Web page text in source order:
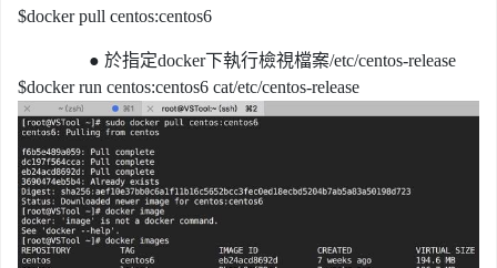
$docker pull centos:centos6
● 於指定docker下執行檢視檔案/etc/centos-release
$docker run centos:centos6 cat/etc/centos-release